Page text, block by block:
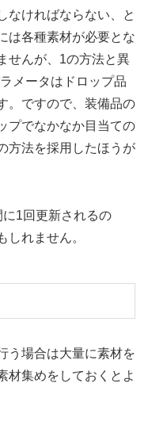
なければならない、と
は各種素材が必要とな
せんが、1の方法と異
メータはドロップ品
。ですので、装備品の
プでなかなか目当ての
方法を採用したほうが
1回更新されるの
しれません。
う場合は大量に素材を
材集めをしておくとよ